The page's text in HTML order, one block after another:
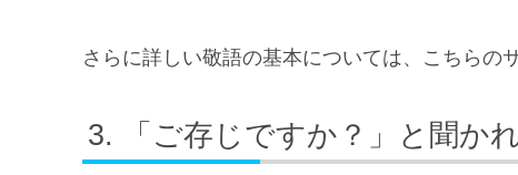
さらに詳しい敬語の基本については、こちらの
「ご存じですか？」と聞か